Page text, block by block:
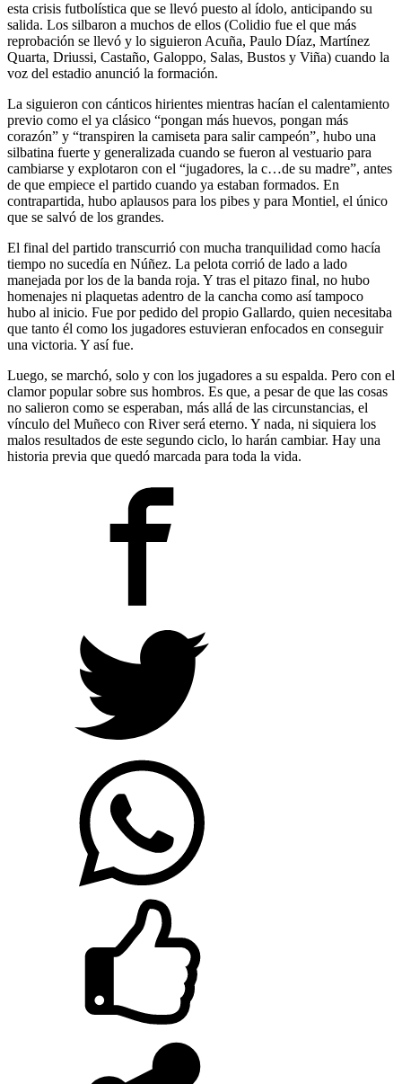
esta crisis futbolística que se llevó puesto al ídolo, anticipando su
salida. Los silbaron a muchos de ellos (Colidio fue el que más
reprobación se llevó y lo siguieron Acuña, Paulo Díaz, Martínez
Quarta, Driussi, Castaño, Galoppo, Salas, Bustos y Viña) cuando la
voz del estadio anunció la formación.
La siguieron con cánticos hirientes mientras hacían el calentamiento
previo como el ya clásico “pongan más huevos, pongan más
corazón” y “transpiren la camiseta para salir campeón”, hubo una
silbatina fuerte y generalizada cuando se fueron al vestuario para
cambiarse y explotaron con el “jugadores, la c…de su madre”, antes
de que empiece el partido cuando ya estaban formados. En
contrapartida, hubo aplausos para los pibes y para Montiel, el único
que se salvó de los grandes.
El final del partido transcurrió con mucha tranquilidad como hacía
tiempo no sucedía en Núñez. La pelota corrió de lado a lado
manejada por los de la banda roja. Y tras el pitazo final, no hubo
homenajes ni plaquetas adentro de la cancha como así tampoco
hubo al inicio. Fue por pedido del propio Gallardo, quien necesitaba
que tanto él como los jugadores estuvieran enfocados en conseguir
una victoria. Y así fue.
Luego, se marchó, solo y con los jugadores a su espalda. Pero con el
clamor popular sobre sus hombros. Es que, a pesar de que las cosas
no salieron como se esperaban, más allá de las circunstancias, el
vínculo del Muñeco con River será eterno. Y nada, ni siquiera los
malos resultados de este segundo ciclo, lo harán cambiar. Hay una
historia previa que quedó marcada para toda la vida.